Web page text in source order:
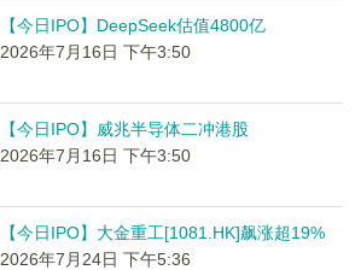
【今日IPO】DeepSeek估值4800亿
2026年7月16日 下午3:50
【今日IPO】威兆半导体二冲港股
2026年7月16日 下午3:50
【今日IPO】大金重工[1081.HK]飙涨超19%
2026年7月24日 下午5:36